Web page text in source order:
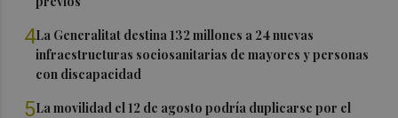
4La Generalitat destina 132 millones a 24 nuevas
infraestructuras sociosanitarias de mayores y personas
con discapacidad
5La movilidad el 12 de agosto podría duplicarse por el